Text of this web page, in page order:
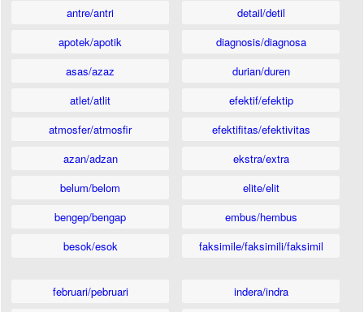
antre/antri
apotek/apotik
asas/azaz
atlet/atlit
atmosfer/atmosfir
azan/adzan
belum/belom
bengep/bengap
besok/esok
detail/detil
diagnosis/diagnosa
durian/duren
efektif/efektip
efektifitas/efektivitas
ekstra/extra
elite/elit
embus/hembus
faksimile/faksimili/faksimil
februari/pebruari
indera/indra